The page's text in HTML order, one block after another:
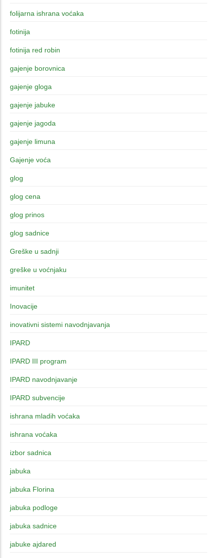
folijarna ishrana voćaka
fotinija
fotinija red robin
gajenje borovnica
gajenje gloga
gajenje jabuke
gajenje jagoda
gajenje limuna
Gajenje voća
glog
glog cena
glog prinos
glog sadnice
Greške u sadnji
greške u voćnjaku
imunitet
Inovacije
inovativni sistemi navodnjavanja
IPARD
IPARD III program
IPARD navodnjavanje
IPARD subvencije
ishrana mladih voćaka
ishrana voćaka
izbor sadnica
jabuka
jabuka Florina
jabuka podloge
jabuka sadnice
jabuke ajdared